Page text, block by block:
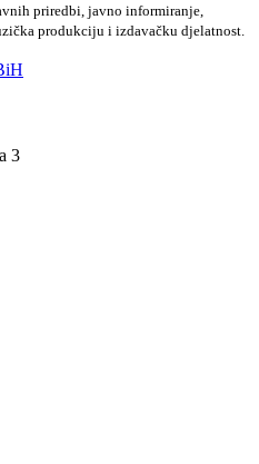
priredbi, javno informiranje,
produkciju i izdavačku djelatnost.
3